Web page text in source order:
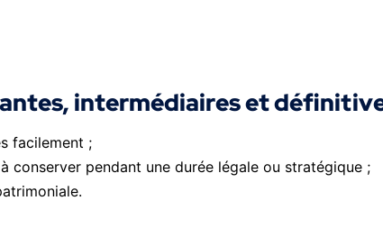
intermédiaires et
facilement ;
conserver pendant une durée légale ou stratégique ;